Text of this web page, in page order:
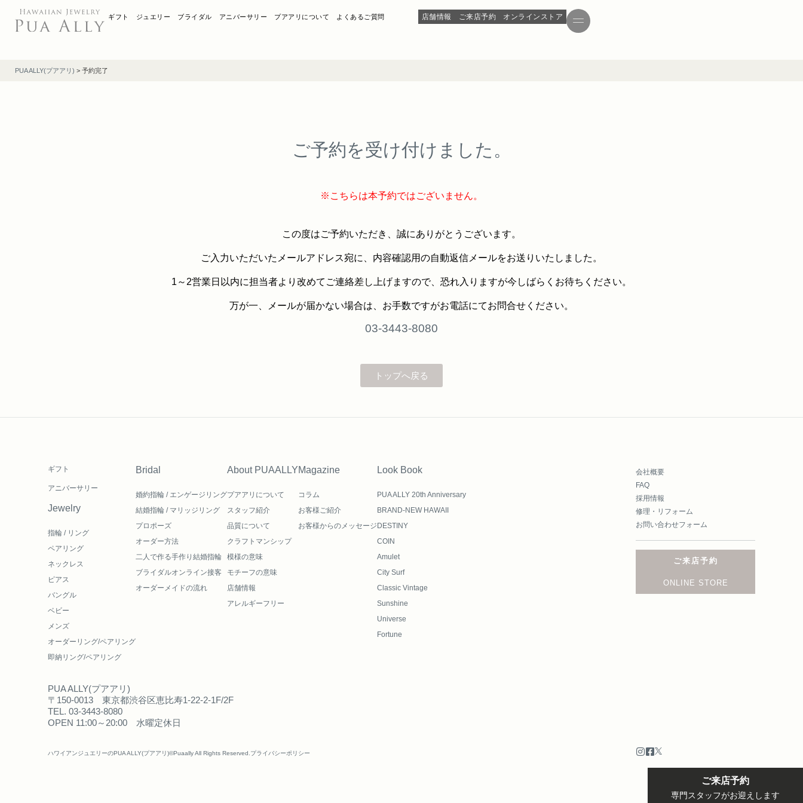
ギフト ジュエリー ブライダル アニバーサリー プアアリについて よくあるご質問 店舗情報 ご来店予約 オンラインストア
PUA ALLY(プアアリ) > 予約完了
ご予約を受け付けました。
※こちらは本予約ではございません。
この度はご予約いただき、誠にありがとうございます。
ご入力いただいたメールアドレス宛に、内容確認用の自動返信メールをお送りいたしました。
1～2営業日以内に担当者より改めてご連絡差し上げますので、恐れ入りますが今しばらくお待ちください。
万が一、メールが届かない場合は、お手数ですがお電話にてお問合せください。
03-3443-8080
トップへ戻る
ギフト
アニバーサリー
Jewelry
指輪 / リング
ペアリング
ネックレス
ピアス
バングル
ベビー
メンズ
オーダーリング/ペアリング
即納リング/ペアリング
Bridal
婚約指輪 / エンゲージリング
結婚指輪 / マリッジリング
プロポーズ
オーダー方法
二人で作る手作り結婚指輪
ブライダルオンライン接客
オーダーメイドの流れ
About PUAALLY
プアアリについて
スタッフ紹介
品質について
クラフトマンシップ
模様の意味
モチーフの意味
店舗情報
アレルギーフリー
Magazine
コラム
お客様ご紹介
お客様からのメッセージ
Look Book
PUA ALLY 20th Anniversary
BRAND-NEW HAWAII
DESTINY
COIN
Amulet
City Surf
Classic Vintage
Sunshine
Universe
Fortune
会社概要
FAQ
採用情報
修理・リフォーム
お問い合わせフォーム
ご来店予約
ONLINE STORE
PUA ALLY(プアアリ)
〒150-0013 東京都渋谷区恵比寿1-22-2-1F/2F
TEL. 03-3443-8080
OPEN 11:00～20:00 水曜定休日
ハワイアンジュエリーのPUA ALLY(プアアリ)©Puaally All Rights Reserved. プライバシーポリシー
ご来店予約
専門スタッフがお迎えします